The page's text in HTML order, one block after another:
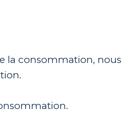
la consommation, nous